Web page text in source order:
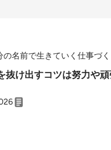
の名前で生きていく仕事づ
抜け出すコツは努力や